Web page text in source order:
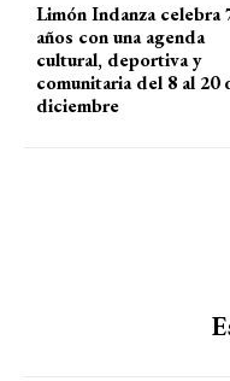
Limón Indanza celebra
años con una agenda
cultural, deportiva y
comunitaria del 8 al 20
diciembre